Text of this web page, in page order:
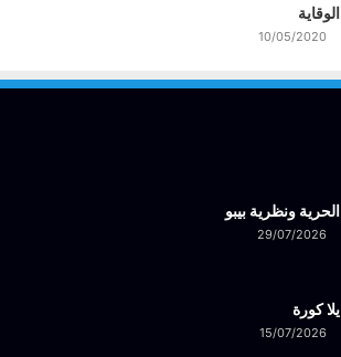
الوقاية
10/05/2020
الحرية ونظرية بيبو
29/07/2026
يلا كورة
15/07/2026